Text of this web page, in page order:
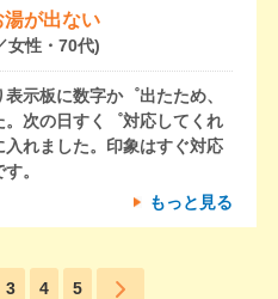
湯が出ない
女性・70代)
示板に数字か゜出たため、
次の日すく゜対応してくれ
れました。印象はすぐ対応
。
もっと見る
3 4 5